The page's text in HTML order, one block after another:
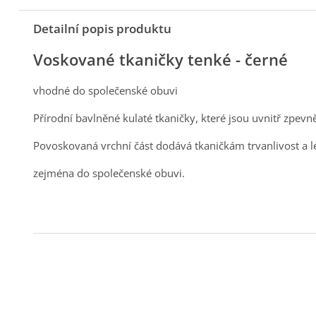
Detailní popis produktu
Voskované tkaničky tenké - černé
vhodné do společenské obuvi
Přírodní bavlněné kulaté tkaničky, které jsou uvnitř
Povoskovaná vrchní část dodává tkaničkám trvanlivost a
zejména do společenské obuvi.